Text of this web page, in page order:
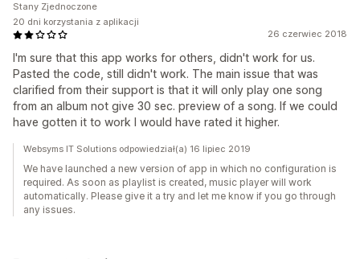
26 czerwiec 2018
I'm sure that this app works for others, didn't work for us.
Pasted the code, still didn't work. The main issue that was
clarified from their support is that it will only play one song
from an album not give 30 sec. preview of a song. If we could
have gotten it to work I would have rated it higher.
Stany Zjednoczone
20 dni korzystania z aplikacji
Websyms IT Solutions odpowiedział(a) 16 lipiec 2019
We have launched a new version of app in which no configuration is
required. As soon as playlist is created, music player will work
automatically. Please give it a try and let me know if you go through
any issues.